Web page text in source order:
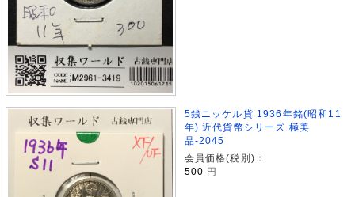
5銭ニッケル貨 1936年銘(昭和11
年) 近代貨幣シリーズ 極美
品-2045
会員価格(税別)：
500 円